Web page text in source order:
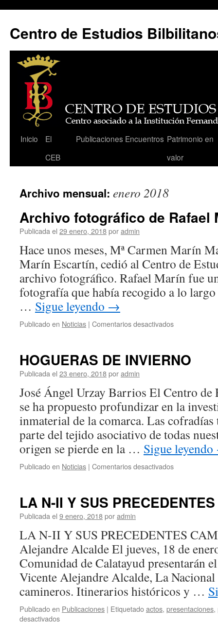
Centro de Estudios
Saltar
Inicio
El
CEB
Publicaciones Encuentros Patrimonio en
valor
Archivo mensual: enero 2018
Archivo fotográfico de Rafael
Publicada el 29 enero, 2018poradmin
Hace unos meses, Mª Carmen Marín
Marín Escartín, cedió al Centro de
archivo fotográfico. Rafael Marín fue
fotografía que había recogido a lo
… Sigue leyendo →
Publicado en Noticias | Comentarios desactivadosen
Rafael
HOGUERAS DE INVIERNO
Publicada el 23 enero, 2018poradmin
José Ángel Urzay Barrios El Centro
se ha propuesto profundizar en la
inmaterial de la comarca. Las
parte del tejido asociativo de todas
origen se pierde en la … Sigue leyendo
Publicado en Noticias | Comentarios desactivadosen
LA N-II Y SUS
Publicada el 9 enero, 2018poradmin
LA N-II Y SUS PRECEDENTES
Alejandre Alcalde El jueves, 18 de
Comunidad de Calatayud presentarán
Vicente Alejandre Alcalde, La
camineros. Itinerarios históricos y …
Publicado en Publicaciones | Etiquetadoactos, presentaciones,
desactivadosen